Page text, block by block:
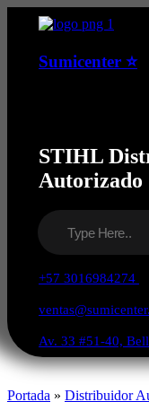
Sumicenter ⭐
STIHL
Autorizado
+57 3016984274 ​
Av. 33 #51-40,
Portada » Distribuidor